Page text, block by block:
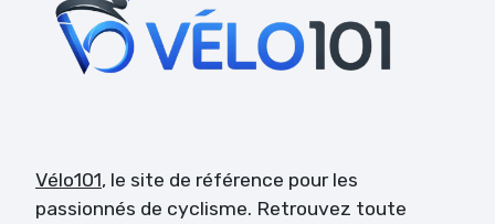
Vélo101, le site de référence pour les
passionnés de cyclisme. Retrouvez toute